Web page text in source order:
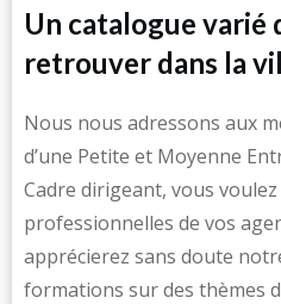
Un catalogue varié
retrouver dans la
Nous nous adressons aux
d’une Petite et Moyenne
Cadre dirigeant, vous
professionnelles de vos
apprécierez sans doute
formations sur des thèmes